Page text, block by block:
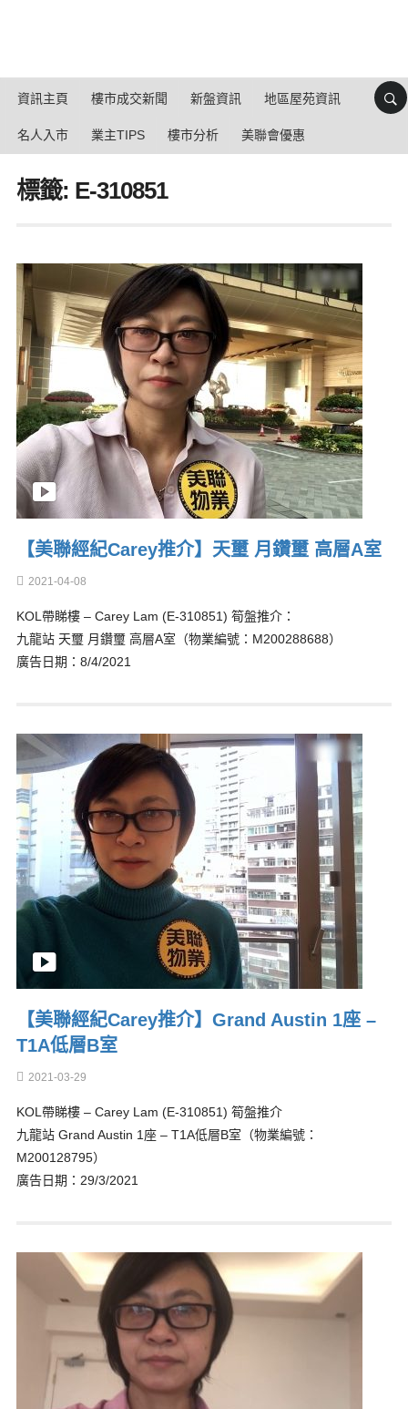
資訊主頁 樓市成交新聞 新盤資訊 地區屋苑資訊
名人入市 業主TIPS 樓市分析 美聯會優惠
標籤: E-310851
【美聯經紀Carey推介】天璽 月鑽璽 高層A室
2021-04-08
KOL帶睇樓 – Carey Lam (E-310851) 筍盤推介：
九龍站 天璽 月鑽璽 高層A室（物業編號：M200288688）
廣告日期：8/4/2021
【美聯經紀Carey推介】Grand Austin 1座 –
T1A低層B室
2021-03-29
KOL帶睇樓 – Carey Lam (E-310851) 筍盤推介
九龍站 Grand Austin 1座 – T1A低層B室（物業編號：
M200128795）
廣告日期：29/3/2021